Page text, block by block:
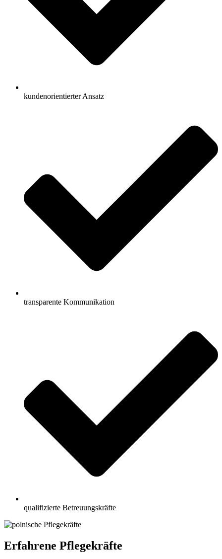
kundenorientierter Ansatz
transparente Kommunikation
qualifizierte Betreuungskräfte
Erfahrene Pflegekräfte